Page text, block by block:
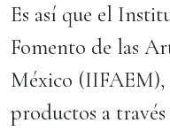
Es así que el
Fomento de las
México (IIFAEM),
productos a través